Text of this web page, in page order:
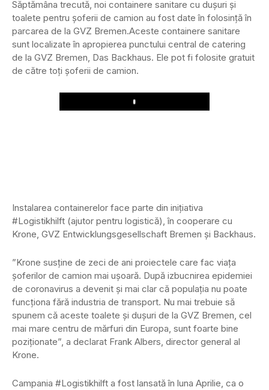
Săptămâna trecută, noi containere sanitare cu dușuri și
toalete pentru șoferii de camion au fost date în folosință în
parcarea de la GVZ Bremen.Aceste containere sanitare
sunt localizate în apropierea punctului central de catering
de la GVZ Bremen, Das Backhaus. Ele pot fi folosite gratuit
de către toți șoferii de camion.
Play
Instalarea containerelor face parte din inițiativa
#Logistikhilft (ajutor pentru logistică), în cooperare cu
Krone, GVZ Entwicklungsgesellschaft Bremen și Backhaus.
”Krone susține de zeci de ani proiectele care fac viața
șoferilor de camion mai ușoară. După izbucnirea epidemiei
de coronavirus a devenit și mai clar că populația nu poate
funcționa fără industria de transport. Nu mai trebuie să
spunem că aceste toalete și dușuri de la GVZ Bremen, cel
mai mare centru de mărfuri din Europa, sunt foarte bine
poziționate”, a declarat Frank Albers, director general al
Krone.
Campania #Logistikhilft a fost lansată în luna Aprilie, ca o